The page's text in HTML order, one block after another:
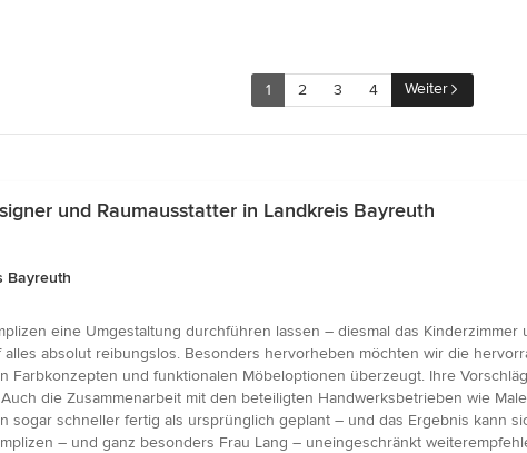
1 2 3 4 Weiter
und Raumausstatter in Landkreis Bayreuth
Bayreuth
eine Umgestaltung durchführen lassen – diesmal das
absolut reibungslos. Besonders hervorheben möchten wir die
Farbkonzepten und funktionalen Möbeloptionen überzeugt. Ihre
die Zusammenarbeit mit den beteiligten Handwerksbetrieben wie
sogar schneller fertig als ursprünglich geplant – und das Ergebnis kann
– und ganz besonders Frau Lang – uneingeschränkt